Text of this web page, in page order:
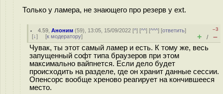
Только у ламера, не знающего про резерв у ext.
4.59 ,Аноним (59), 13:05, 15/09/2022 [^] [^^] [^^^] [ответить]
[↓] [к модератору]
–3
+ / –
Чувак, ты этот самый ламер и есть. К тому же, весь
запущенный софт типа браузеров при этом
максимально вайпнется. Если дело будет
происходить на разделе, где он хранит данные сессии.
Опенсорс вообще хреново реагирует на кончившееся
место.